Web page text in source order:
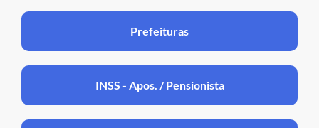
Prefeituras
INSS - Apos. / Pensionista